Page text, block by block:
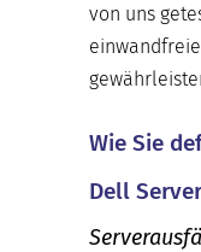
von uns
Wie Sie
Dell